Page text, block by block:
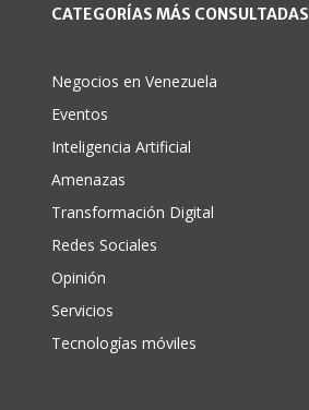
CATEGORÍAS MÁS CONSULTADAS
Negocios en Venezuela
Eventos
Inteligencia Artificial
Amenazas
Transformación Digital
Redes Sociales
Opinión
Servicios
Tecnologías móviles